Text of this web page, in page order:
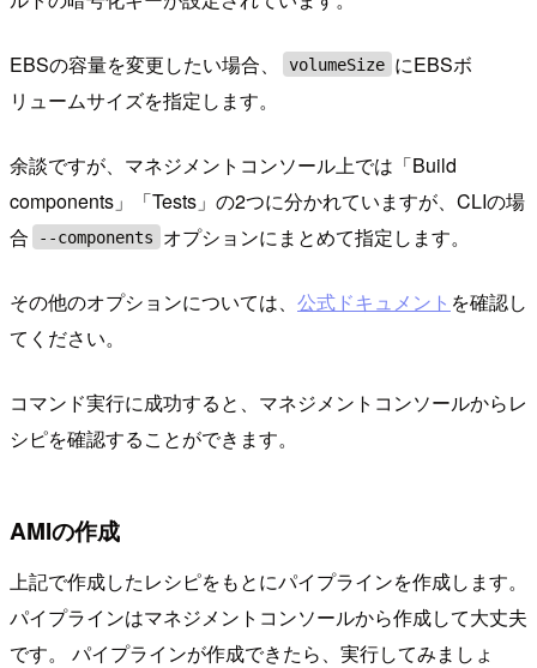
EBSの容量を変更したい場合、 volumeSize にEBSボ
リュームサイズを指定します。
余談ですが、マネジメントコンソール上では「Build
components」「Tests」の2つに分かれていますが、CLIの場
合
--components オプションにまとめて指定します。
その他のオプションについては、 公式ドキュメント を確認し
てください。
コマンド実行に成功すると、マネジメントコンソールからレ
シピを確認することができます。
AMIの作成
上記で作成したレシピをもとにパイプラインを作成します。
パイプラインはマネジメントコンソールから作成して大丈夫
です。 パイプラインが作成できたら、実行してみましょ